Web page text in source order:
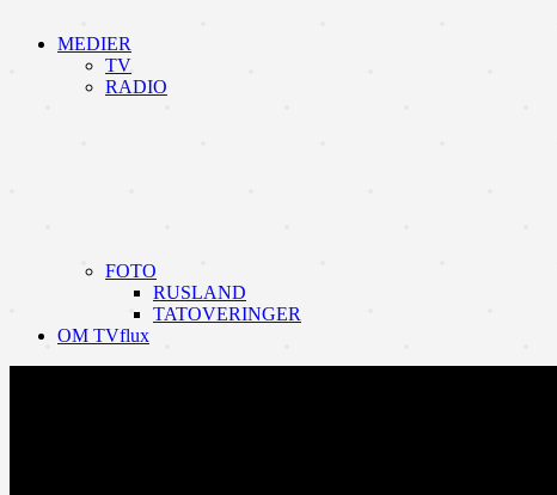
MEDIER
TV
RADIO
FOTO
RUSLAND
TATOVERINGER
OM TVflux